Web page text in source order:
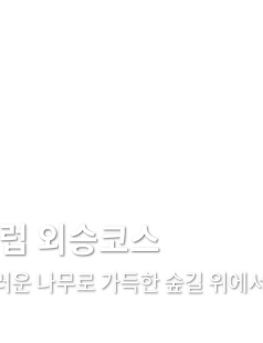
외승코스
운 나무로 가득한 숲길 위